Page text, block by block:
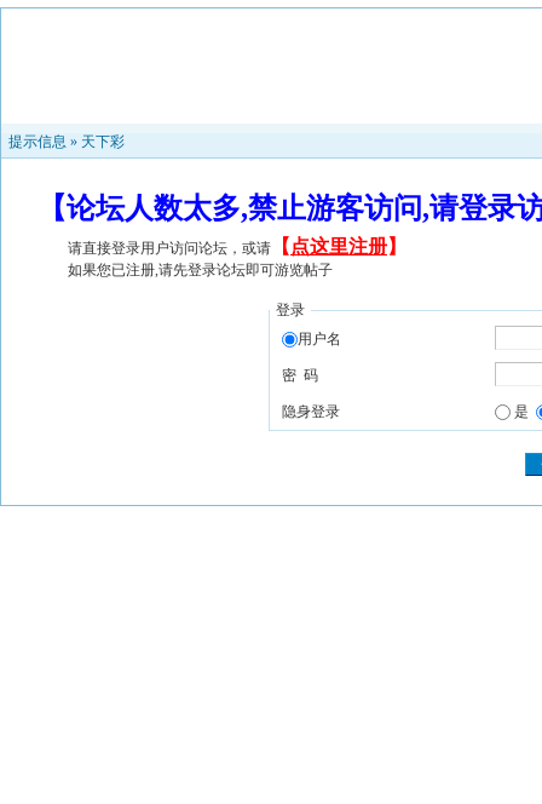
提示信息 » 天下彩
【论坛人数太多,禁止游客访问,请登
请直接登录用户访问论坛，或请 【 点这里注册】
如果您已注册,请先登录论坛即可游览帖子
登录
用户名
密 码
隐身登录 是